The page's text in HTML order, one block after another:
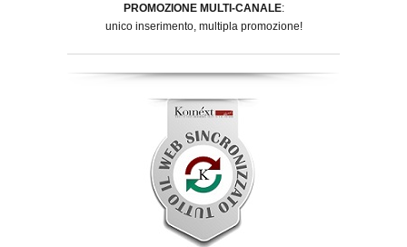
PROMOZIONE MULTI-CANALE:
unico inserimento, multipla promozione!